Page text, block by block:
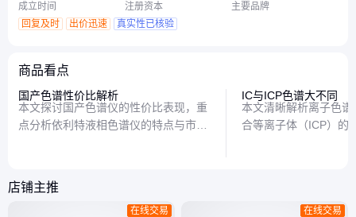
成立时间 注册资本
主要品牌
回复及时
出价迅速 真实性已核验
商品看点
国产色谱性价比解析
本文探讨国产色谱仪的性价比表现，重
点分析依利特液相色谱仪的特点与市场
IC与ICP色谱大不同
本文清晰解析离子色
合等离子体（ICP）的
店铺主推
在线交易 在线交易